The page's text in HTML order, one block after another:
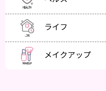
ライフ
メイクアップ